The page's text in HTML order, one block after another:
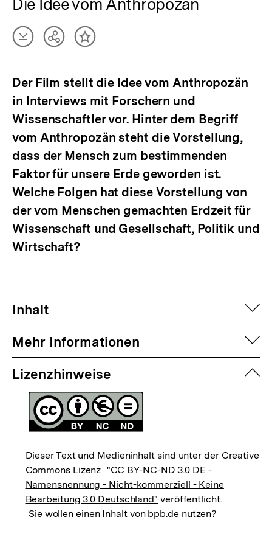
Die Idee vom Anthropozän
Artikel
herunterladen
TeilenInhalt
Der Film stellt die Idee vom Anthropozän
in Interviews mit Forschern und
Wissenschaftler vor. Hinter dem Begriff
vom Anthropozän steht die Vorstellung,
dass der Mensch zum bestimmenden
Faktor für unsere Erde geworden ist.
Welche Folgen hat diese Vorstellung von
der vom Menschen gemachten Erdzeit für
Wissenschaft und Gesellschaft, Politik und
Wirtschaft?
Inhalt
Mehr Informationen
Lizenzhinweise
Dieser Text und Medieninhalt sind unter der Creative
Commons Lizenz "CC BY-NC-ND 3.0 DE -
Namensnennung - Nicht-kommerziell - Keine
Bearbeitung 3.0 Deutschland" veröffentlicht.
Sie wollen einen Inhalt von bpb.de nutzen?